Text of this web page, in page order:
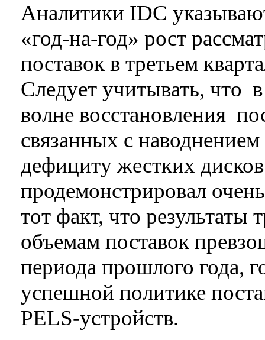
Аналитики IDC
«год-на-год» рост
поставок в третьем
Следует учитывать, что
волне восстановления
связанных с
дефициту жестких
продемонстрировал
тот факт, что результаты
объемам поставок
периода прошлого года,
успешной политике
PELS-устройств.